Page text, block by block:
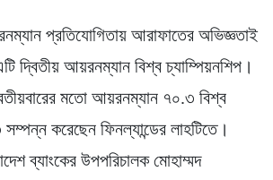
প্রতিযোগিতায় আরাফাতের অভিজ্ঞতাই
দ্বিতীয় আয়রনম্যান বিশ্ব চ্যাম্পিয়নশিপ।
মতো আয়রনম্যান ৭০.৩ বিশ্ব
করেছেন ফিনল্যান্ডের লাহটিতে।
ব্যাংকের উপপরিচালক মোহাম্মদ